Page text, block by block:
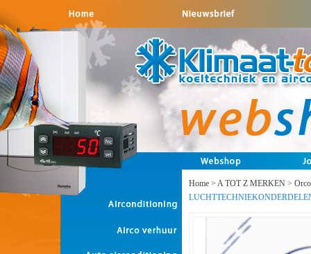
Home > A TOT Z MERKEN >